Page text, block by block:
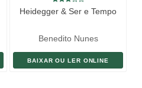
Heidegger & Ser e Tempo
Benedito Nunes
BAIXAR OU LER ONLINE